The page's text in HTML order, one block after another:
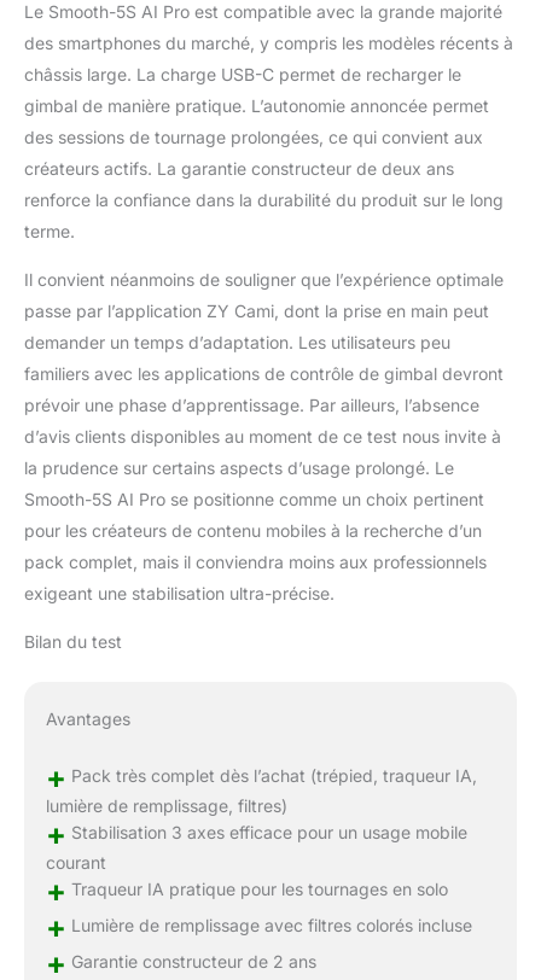
Le Smooth-5S AI Pro est compatible avec la grande majorité
des smartphones du marché, y compris les modèles récents à
châssis large. La charge USB-C permet de recharger le
gimbal de manière pratique. L’autonomie annoncée permet
des sessions de tournage prolongées, ce qui convient aux
créateurs actifs. La garantie constructeur de deux ans
renforce la confiance dans la durabilité du produit sur le long
terme.
Il convient néanmoins de souligner que l’expérience optimale
passe par l’application ZY Cami, dont la prise en main peut
demander un temps d’adaptation. Les utilisateurs peu
familiers avec les applications de contrôle de gimbal devront
prévoir une phase d’apprentissage. Par ailleurs, l’absence
d’avis clients disponibles au moment de ce test nous invite à
la prudence sur certains aspects d’usage prolongé. Le
Smooth-5S AI Pro se positionne comme un choix pertinent
pour les créateurs de contenu mobiles à la recherche d’un
pack complet, mais il conviendra moins aux professionnels
exigeant une stabilisation ultra-précise.
Bilan du test
Avantages
+ Pack très complet dès l’achat (trépied, traqueur IA,
lumière de remplissage, filtres)
+ Stabilisation 3 axes efficace pour un usage mobile
courant
+ Traqueur IA pratique pour les tournages en solo
+ Lumière de remplissage avec filtres colorés incluse
+ Garantie constructeur de 2 ans